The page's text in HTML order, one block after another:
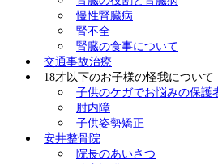
慢性腎臓病
腎不全
腎臓の食事について
交通事故治療
18才以下のお子様の怪我について
子供のケガでお悩みの保護
肘内障
子供姿勢矯正
安井整骨院
院長のあいさつ